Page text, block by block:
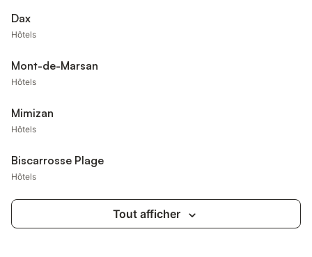
Dax
Hôtels
Mont-de-Marsan
Hôtels
Mimizan
Hôtels
Biscarrosse Plage
Hôtels
Tout afficher